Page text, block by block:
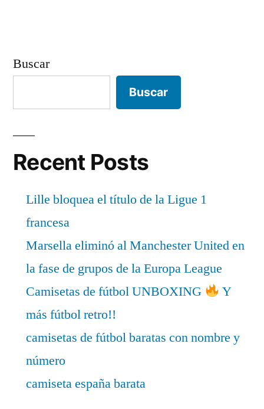
Buscar
Buscar
Recent Posts
Lille bloquea el título de la Ligue 1
francesa
Marsella eliminó al Manchester United en
la fase de grupos de la Europa League
Camisetas de fútbol UNBOXING
Y
más fútbol retro!!
camisetas de fútbol baratas con nombre y
número
camiseta españa barata